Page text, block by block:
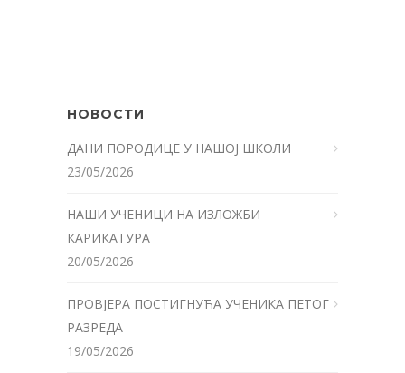
НОВОСТИ
ДАНИ ПОРОДИЦЕ У НАШОЈ ШКОЛИ
23/05/2026
НАШИ УЧЕНИЦИ НА ИЗЛОЖБИ
КАРИКАТУРА
20/05/2026
ПРОВЈЕРА ПОСТИГНУЋА УЧЕНИКА ПЕТОГ
РАЗРЕДА
19/05/2026